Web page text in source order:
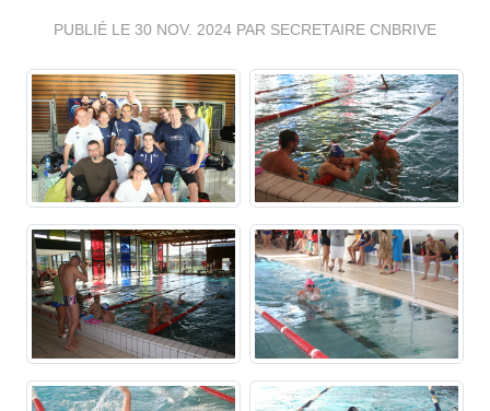
PUBLIÉ LE 30 NOV. 2024 PAR SECRETAIRE CNBRIVE